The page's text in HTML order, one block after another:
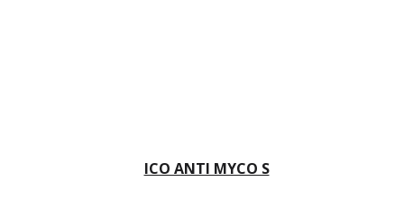
ICO ANTI MYCO S